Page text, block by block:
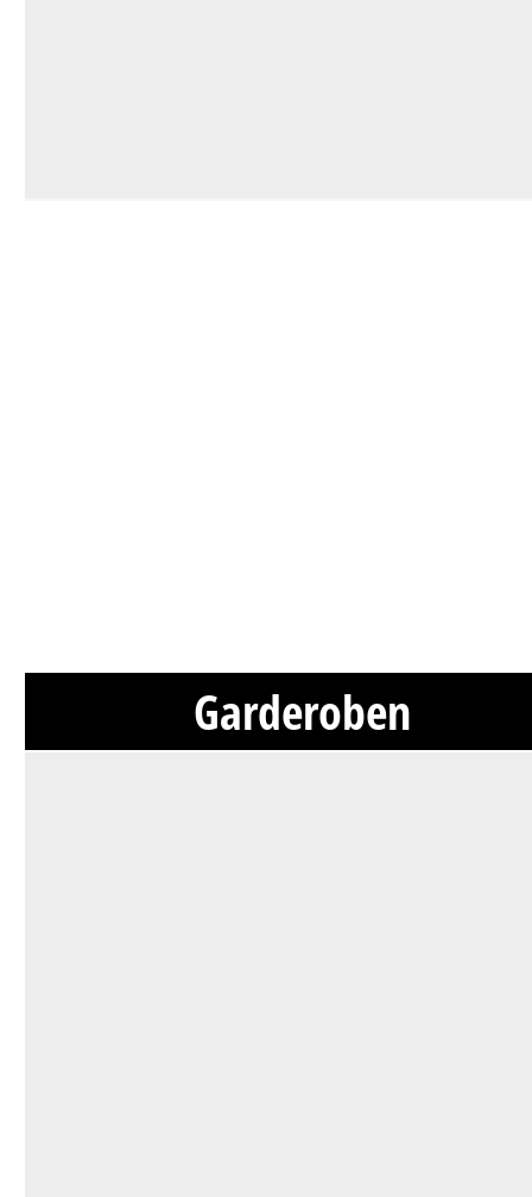
Garderoben